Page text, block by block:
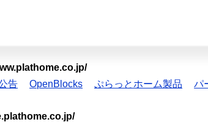
告 OpenBlocks ぷらっとホーム製品 パ